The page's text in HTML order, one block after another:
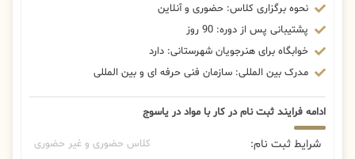
نحوه برگزاری کلاس: حضوری و آنلاین
پشتیبانی پس از دوره: 90 روز
خوابگاه برای هنرجویان شهرستانی: دارد
مدرک بین المللی: سازمان فنی حرفه ای و بین المللی
ادامه فرایند ثبت نام در کار با مواد در یاسوج
شرایط ثبت نام: کلاس حضوری و غیر حضوری